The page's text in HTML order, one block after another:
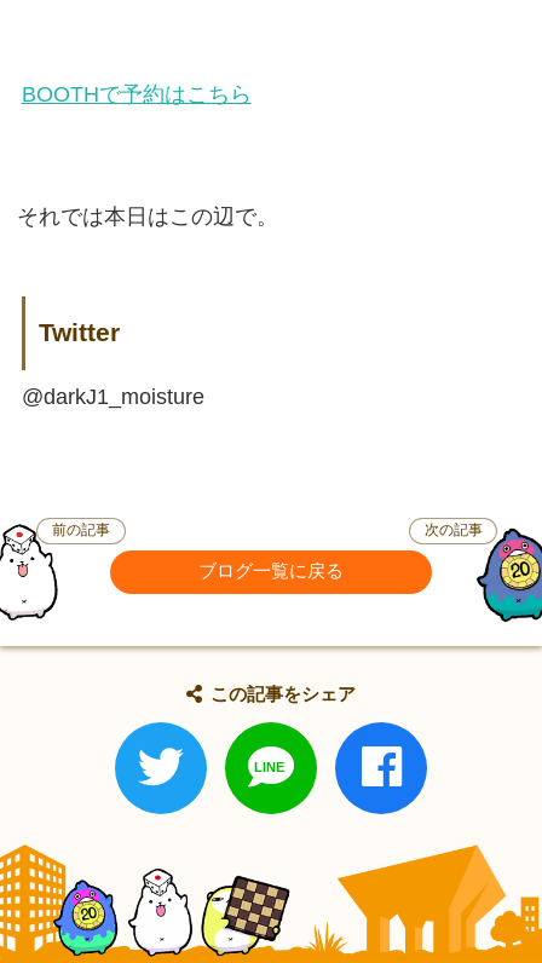
BOOTHで予約はこちら
それでは本日はこの辺で。
Twitter
@darkJ1_moisture
前の記事
ブログ一覧に戻る
次の記事
この記事をシェア